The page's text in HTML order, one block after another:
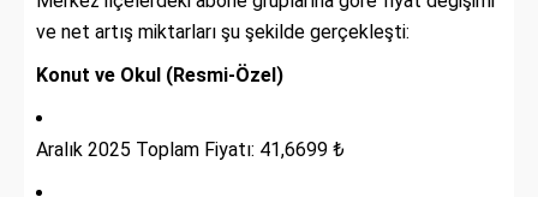
ve net artış miktarları şu şekilde gerçekleşti:
Konut ve Okul (Resmi-Özel)
Aralık 2025 Toplam Fiyatı: 41,6699 ₺